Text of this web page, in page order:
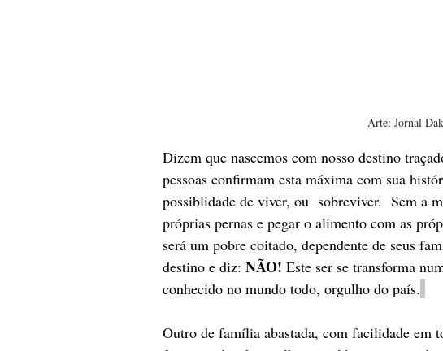
Arte: Jornal
Dizem que nascemos com nosso destino
pessoas confirmam esta máxima com sua
possiblidade de viver, ou  sobreviver.  Sem a
próprias pernas e pegar o alimento com as
será um pobre coitado, dependente de seus
destino e diz: NÃO! Este ser se transforma
conhecido no mundo todo, orgulho do país.
Outro de família abastada, com facilidade em